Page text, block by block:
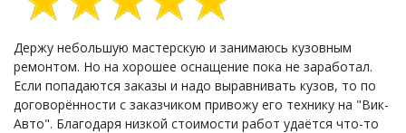
Держу небольшую мастерскую и занимаюсь кузовным
ремонтом. Но на хорошее оснащение пока не заработал.
Если попадаются заказы и надо выравнивать кузов, то по
договорённости с заказчиком привожу его технику на "Вик-
Авто". Благодаря низкой стоимости работ удаётся что-то